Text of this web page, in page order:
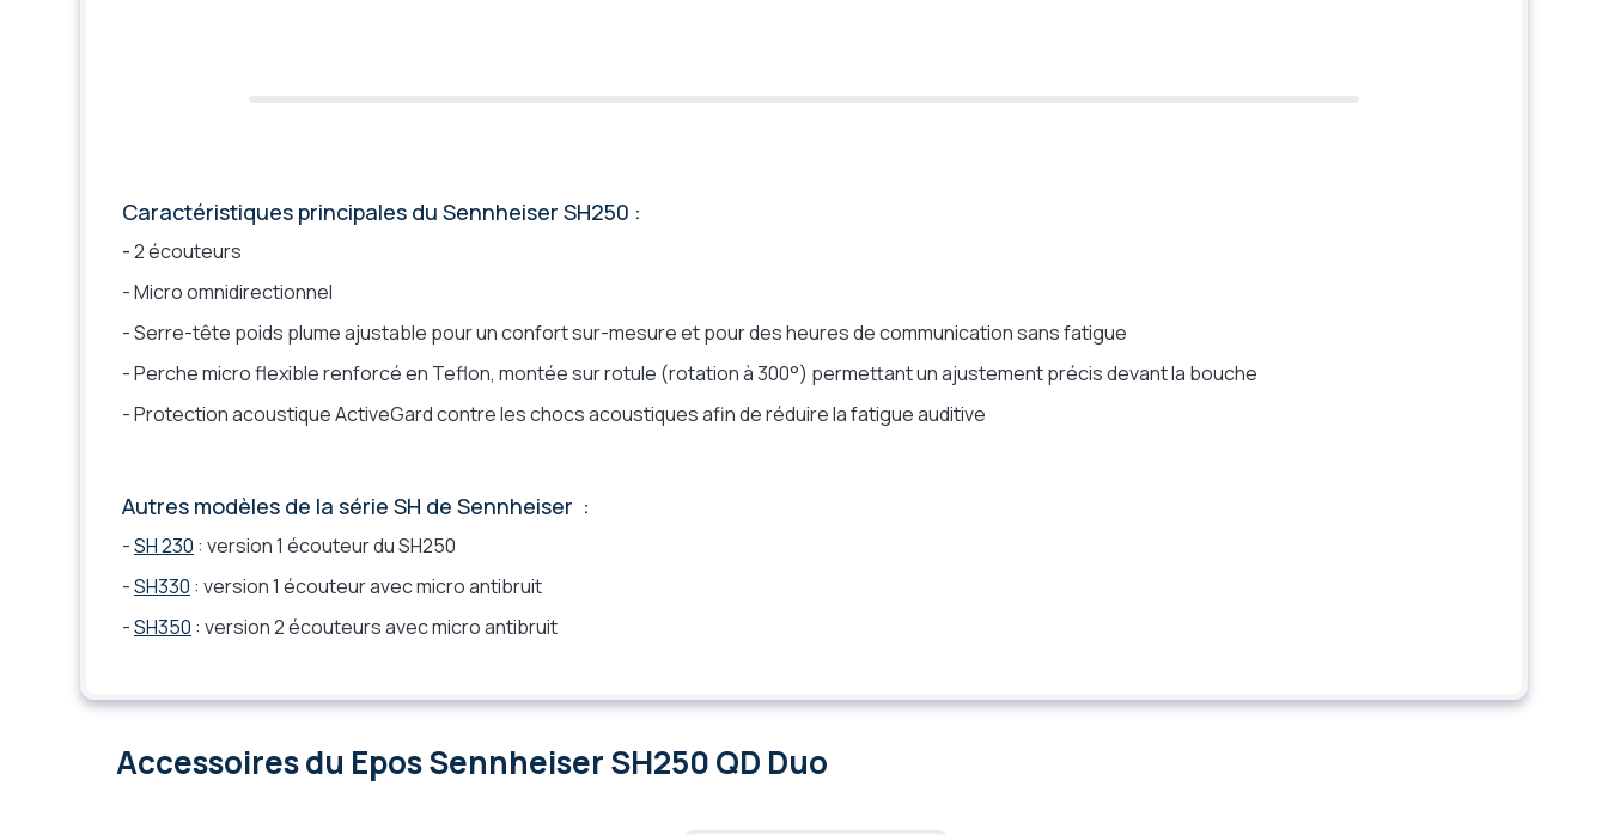
Caractéristiques principales du Sennheiser SH250 :
-2 écouteurs
- Micro omnidirectionnel
- Serre-tête poids plume ajustable pour un confort sur-mesure et pour des heures de communication sans fatigue
- Perche micro flexible renforcé en Teflon, montée sur rotule (rotation à 300°) permettant un ajustement précis devant la bouche
- Protection acoustique ActiveGard contre les chocs acoustiques afin de réduire la fatigue auditive
Autres modèles de la série SH de Sennheiser :
-SH 230 : version 1 écouteur du SH250
-SH330 : version 1 écouteur avec micro antibruit
-SH350 : version 2 écouteurs avec micro antibruit
Accessoiresdu Epos Sennheiser SH250 QD Duo